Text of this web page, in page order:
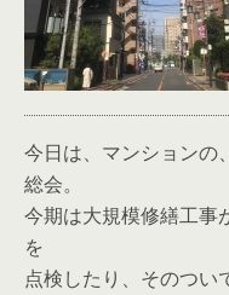
今日は、マンションの
総会。
今期は大規模修繕工事
を
点検したり、そのつい